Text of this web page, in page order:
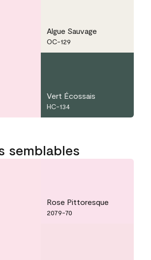
Algue Sauvage
OC-129
Vert Écossais
HC-134
semblables
Rose Pittoresque
2079-70